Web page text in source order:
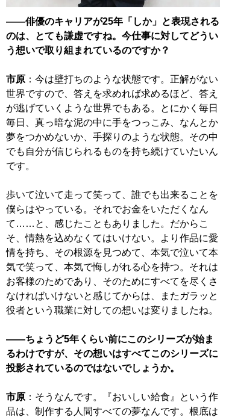
――俳優のキャリアが25年「しか」と表現される
のは、とても謙虚ですね。今仕事に対してどうい
う想いで取り組まれているのですか？
市原 ：今は壁打ちのような状態です。正解がない
世界ですので、答えを求めれば求めるほど、答え
が逃げていくような世界でもある。とにかく毎日
毎日、真っ暗な泥の中に手をつっこみ、なんとか
夢をつかめないか、手探りのような状態。その中
でも自分が信じられるものを持ち続けていたいん
です。
歩いて泣いて走って笑って、誰でも出来ることを
僕らはやっている。それでお金をいただくなん
て……と、感じたこともありました。だからこ
そ、情熱を込めなくてはいけない。より作品に愛
情を持ち、その根源を見つめて、本気で泣いて本
気で笑って、本気で悔しがれる心を持つ。それは
お客様のためであり、そのためにすべてを尽くさ
なければいけないと感じてからは、またガラッと
役者という職業に対しての想いは変りましたね。
――ちょうど5年くらい前にこのシリーズが始ま
るわけですが、その想いはすべてこのシリーズに
投影されているのではないでしょうか。
市原 ：そうなんです。『おいしい給食』という作
品は、制作する人間すべての夢なんです。根底は